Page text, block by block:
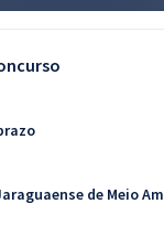
de Meio